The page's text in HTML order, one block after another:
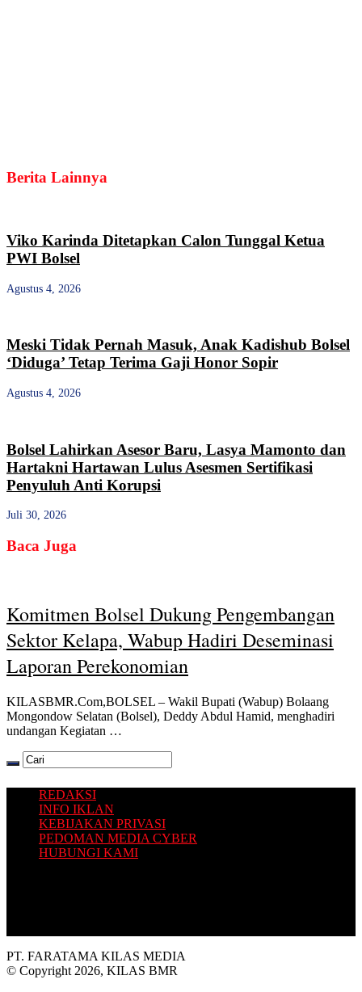
Berita Lainnya
Viko Karinda Ditetapkan Calon Tunggal Ketua
PWI Bolsel
Agustus 4, 2026
Meski Tidak Pernah Masuk, Anak Kadishub Bolsel
‘Diduga’ Tetap Terima Gaji Honor Sopir
Agustus 4, 2026
Bolsel Lahirkan Asesor Baru, Lasya Mamonto dan
Hartakni Hartawan Lulus Asesmen Sertifikasi
Penyuluh Anti Korupsi
Juli 30, 2026
Baca Juga
Komitmen Bolsel Dukung Pengembangan
Sektor Kelapa, Wabup Hadiri Deseminasi
Laporan Perekonomian
KILASBMR.Com,BOLSEL – Wakil Bupati (Wabup) Bolaang
Mongondow Selatan (Bolsel), Deddy Abdul Hamid, menghadiri
undangan Kegiatan …
REDAKSI
INFO IKLAN
KEBIJAKAN PRIVASI
PEDOMAN MEDIA CYBER
HUBUNGI KAMI
PT. FARATAMA KILAS MEDIA
© Copyright 2026, KILAS BMR